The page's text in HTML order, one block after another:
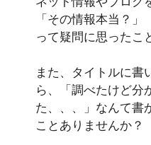
「その情報本当？」
って疑問に思ったこ
また、タイトルに書
ら、「調べたけど分
た、、、」なんて書
ことありませんか？